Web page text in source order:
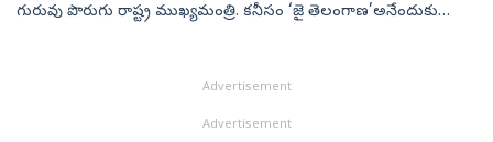
గురువు పొరుగు రాష్ట్ర ముఖ్యమంత్రి. కనీసం ‘జై తెలంగాణ’అనేందుకు
Advertisement
Advertisement